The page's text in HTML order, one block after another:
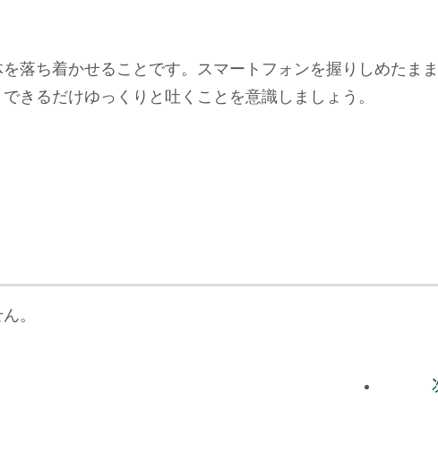
落ち着かせることです。スマートフォンを握りしめたま
きるだけゆっくりと吐くことを意識しましょう。
。